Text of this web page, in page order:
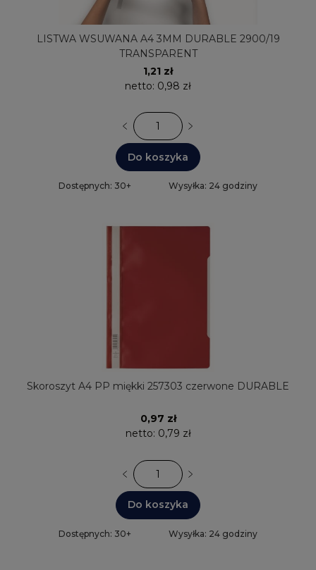
LISTWA WSUWANA A4 3MM DURABLE 2900/19
TRANSPARENT
1,21 zł
netto: 0,98 zł
Do koszyka
Dostępnych: 30+ Wysyłka: 24 godziny
Skoroszyt A4 PP miękki 257303 czerwone DURABLE
0,97 zł
netto: 0,79 zł
Do koszyka
Dostępnych: 30+ Wysyłka: 24 godziny